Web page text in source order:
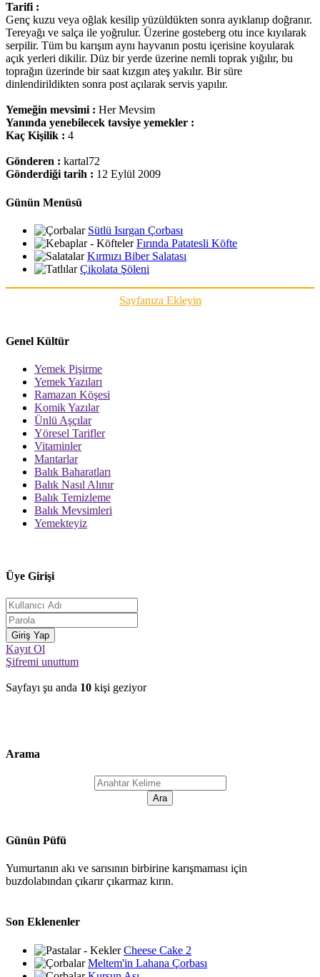
Tarifi :
Genç kuzu veya oğlak kesilip yüzüldükten sonra ayıklanıp doğranır.
Tereyağı ve salça ile yoğrulur. Üzerine gosteberg otu ince kıyılarak
serpilir. Tüm bu karışım aynı hayvanın postu içerisine koyularak
açık yerleri dikilir. Düz bir yerde üzerine nemli toprak yığılır, bu
toprağın üzerinde bir saat kızgın ateş yakılır. Bir süre
dinlendirildikten sonra post açılarak servis yapılır.
Yemeğin mevsimi : Her Mevsim
Yanında yenebilecek tavsiye yemekler :
Kaç Kişilik : 4
Gönderen : kartal72
Gönderdiği tarih : 12 Eylül 2009
Günün Menüsü
Sütlü Isırgan Çorbası
Fırında Patatesli Köfte
Kırmızı Biber Salatası
Çikolata Şöleni
Sayfanıza Ekleyin
Genel Kültür
Yemek Pişirme
Yemek Yazıları
Ramazan Köşesi
Komik Yazılar
Ünlü Aşçılar
Yöresel Tarifler
Vitaminler
Mantarlar
Balık Baharatları
Balık Nasıl Alınır
Balık Temizleme
Balık Mevsimleri
Yemekteyiz
Üye Girişi
Kayıt Ol
Şifremi unuttum
Sayfayı şu anda 10 kişi geziyor
Arama
Günün Püfü
Yumurtanın akı ve sarısının birbirine karışmaması için
buzdolabından çıkarır çıkarmaz kırın.
Son Eklenenler
Cheese Cake 2
Meltem'in Lahana Çorbası